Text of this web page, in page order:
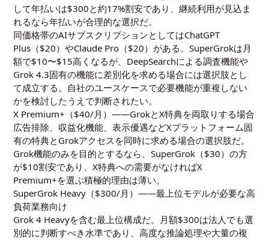
して年払いは$300と約17%割安であり、継続利用が見込ま
れるなら年払いが合理的な選択だ。
同価格帯のAIサブスクリプションとしてはChatGPT
Plus（$20）やClaude Pro（$20）がある。SuperGrokは月
額で$10〜$15高くなるが、DeepSearchによる調査機能や
Grok 4.3固有の機能に差別化を求める場合には選択肢とし
て成立する。自社のユースケースで必要機能が重複しない
かを検討したうえで判断されたい。
X Premium+（$40/月）——GrokとX特典を両取りする場合
広告排除、収益化機能、表示優遇などXプラットフォーム固
有の特典とGrokアクセスを同時に求める場合の選択肢だ。
Grok機能のみを目的とするなら、SuperGrok（$30）の方
が$10割安であり、X特典への需要がなければX
Premium+を選ぶ積極的理由は薄い。
SuperGrok Heavy（$300/月）——最上位モデルが必要な高
負荷業務向け
Grok 4 Heavyを含む最上位構成だ。月額$300は法人でも選
別的に判断すべき水準であり、高度な推論処理や大量の複